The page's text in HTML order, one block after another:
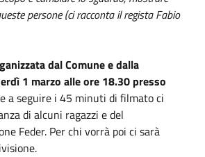
persone (ci racconta il regista Fabio
dal Comune e dalla
1 marzo alle ore 18.30 presso
a seguire i 45 minuti di filmato ci
di alcuni ragazzi e del
Feder. Per chi vorrà poi ci sarà